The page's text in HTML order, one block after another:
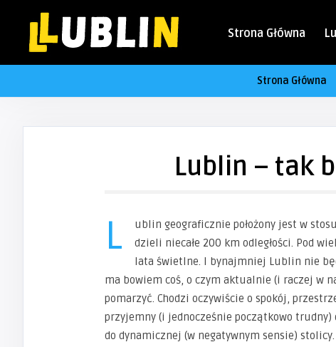
Strona Główna
Strona Główna
Lublin – tak
L
ublin geograficznie położony jest w
dzieli niecałe 200 km odległości. Pod
lata świetlne. I bynajmniej Lublin nie
ma bowiem coś, o czym aktualnie (i raczej w
pomarzyć. Chodzi oczywiście o spokój,
przyjemny (i jednocześnie początkowo
do dynamicznej (w negatywnym sensie)